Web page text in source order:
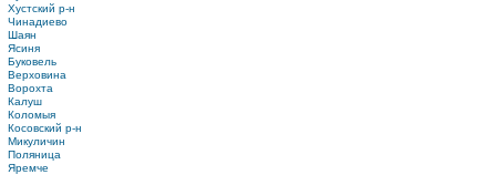
Хустский р-н
Чинадиево
Шаян
Ясиня
Буковель
Верховина
Ворохта
Калуш
Коломыя
Косовский р-н
Микуличин
Поляница
Яремче